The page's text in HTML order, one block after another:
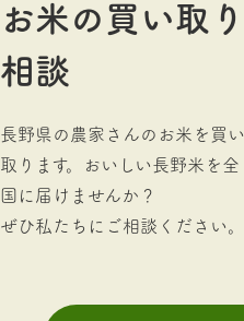
お米の買い取り
相談
長野県の農家さんのお米を買い
取ります。おいしい長野米を全
国に届けませんか？
ぜひ私たちにご相談ください。